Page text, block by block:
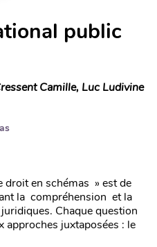
public
Camille, Luc Ludivine
en schémas » est de
la compréhension et la
Chaque question
approches juxtaposées : le